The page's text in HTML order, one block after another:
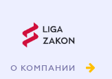
О КОМПАНИИ